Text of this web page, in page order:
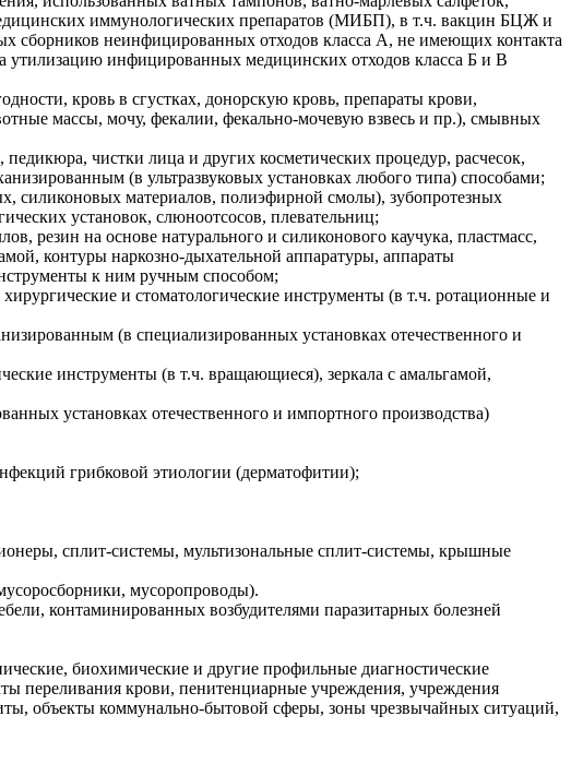
иммунологических препаратов (МИБП), в т.ч. вакцин БЦЖ и
сборников неинфицированных отходов класса А, не имеющих контакта
инфицированных медицинских отходов класса Б и В
кровь в сгустках, донорскую кровь, препараты крови,
массы, мочу, фекалии, фекально-мочевую взвесь и пр.), смывных
чистки лица и других косметических процедур, расчесок,
(в ультразвуковых установках любого типа) способами;
силиконовых материалов, полиэфирной смолы), зубопротезных
установок, слюноотсосов, плевательниц;
резин на основе натурального и силиконового каучука, пластмасс,
контуры наркозно-дыхательной аппаратуры, аппараты
к ним ручным способом;
и стоматологические инструменты (в т.ч. ротационные и
(в специализированных установках отечественного и
инструменты (в т.ч. вращающиеся), зеркала с амальгамой,
установках отечественного и импортного производства)
грибковой этиологии (дерматофитии);
сплит-системы, мультизональные сплит-системы, крышные
мусоропроводы).
контаминированных возбудителями паразитарных болезней
биохимические и другие профильные диагностические
переливания крови, пенитенциарные учреждения, учреждения
объекты коммунально-бытовой сферы, зоны чрезвычайных ситуаций,